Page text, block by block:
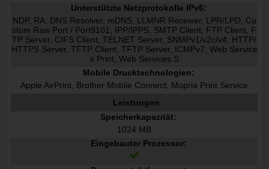
Unterstützte Netzprotokolle IPv6:
NDP, RA, DNS Resolver, mDNS, LLMNR Receiver, LPR/LPD, Cu
stom Raw Port / Port9101, IPP/IPPS, SMTP Client, FTP Client, F
TP Server, CIFS Client, TELNET Server, SNMPv1/v2c/v4, HTTP/
HTTPS Server, TFTP Client, TFTP Server, ICMPv7, Web Service
s Print, Web Services S
Mobile Drucktechnologien:
Apple AirPrint, Brother Mobile Connect, Mopria Print Service
Leistungen
Speicherkapazität:
1024 MB
Eingebauter Prozessor: